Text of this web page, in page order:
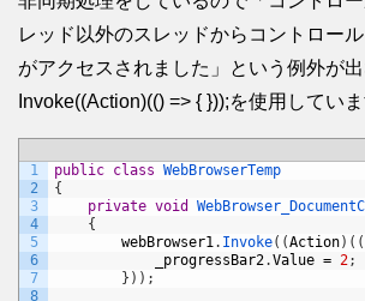
レッド以外のスレッドからコントロール
がアクセスされました」という例外が
Invoke((Action)(() => { }));を使用していま
1
2
3
4
5
6
7
8
public class WebBrowserTemp
{
private void
{
webBrowser1. Invoke( (Action) ( (
_progressBar2.Value = 2;
} ) ) ;